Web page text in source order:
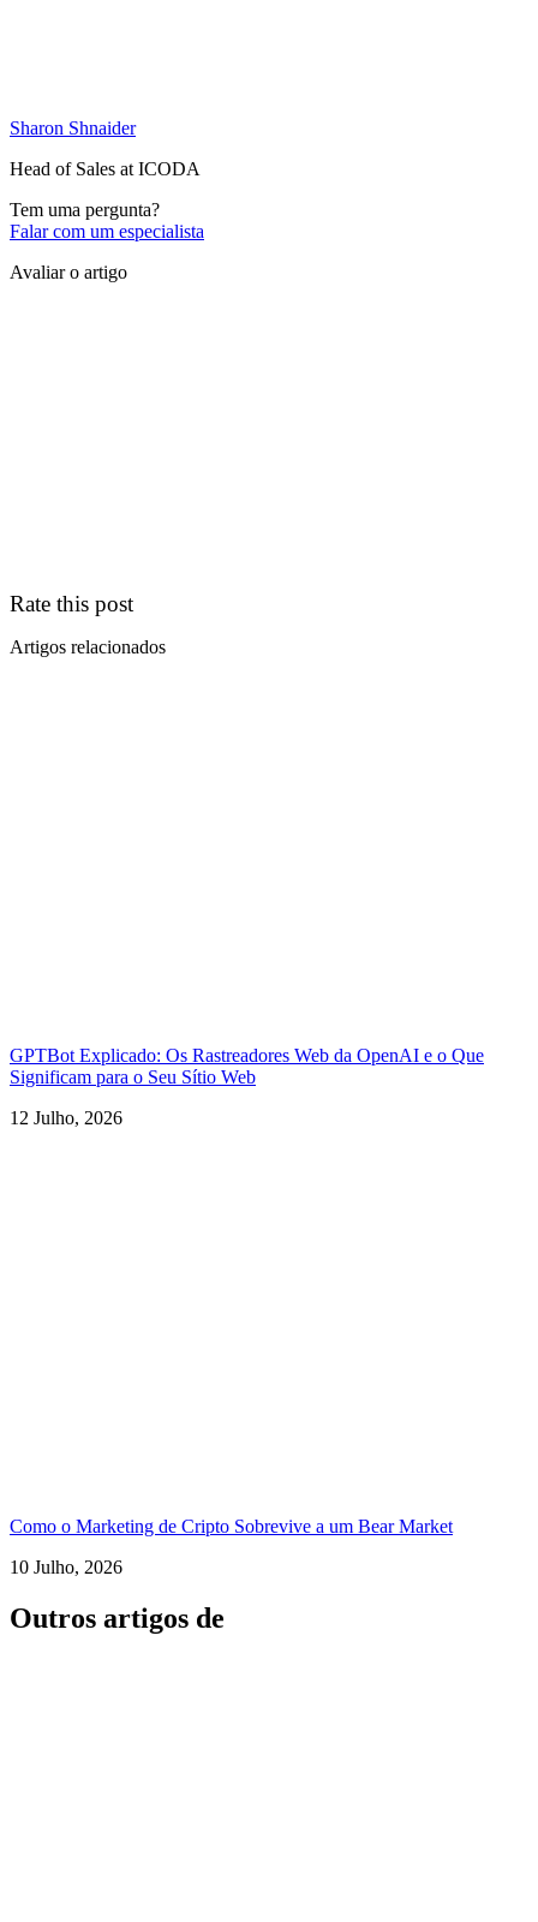
Sharon Shnaider
Head of Sales at ICODA
Tem uma pergunta?
Falar com um especialista
Avaliar o artigo
Rate this post
Artigos relacionados
GPTBot Explicado: Os Rastreadores Web da OpenAI e o Que
Significam para o Seu Sítio Web
12 Julho, 2026
Como o Marketing de Cripto Sobrevive a um Bear Market
10 Julho, 2026
Outros artigos de